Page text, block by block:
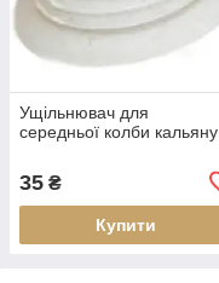
Ущільнювач для
середньої колби кальяну
35 ₴
Купити